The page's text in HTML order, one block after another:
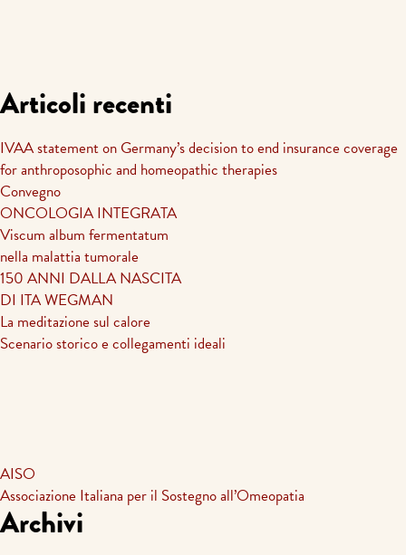
Articoli recenti
IVAA statement on Germany’s decision to end insurance coverage
for anthroposophic and homeopathic therapies
Convegno
ONCOLOGIA INTEGRATA
Viscum album fermentatum
nella malattia tumorale
150 ANNI DALLA NASCITA
DI ITA WEGMAN
La meditazione sul calore
Scenario storico e collegamenti ideali
AISO
Associazione Italiana per il Sostegno all’Omeopatia
Archivi